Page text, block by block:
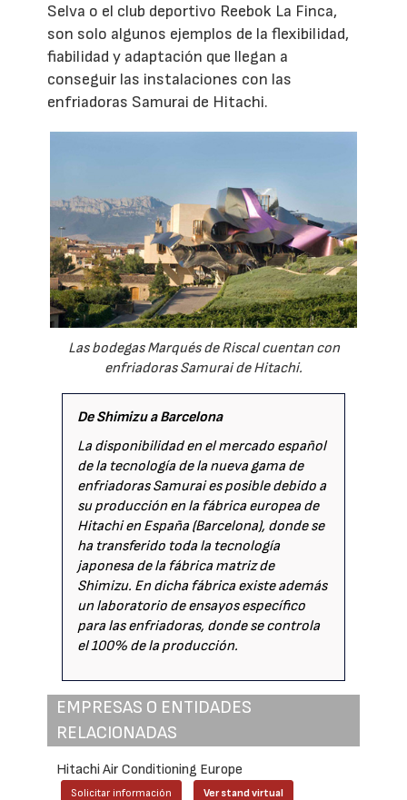
Selva o el club deportivo Reebok La Finca,
son solo algunos ejemplos de la flexibilidad,
fiabilidad y adaptación que llegan a
conseguir las instalaciones con las
enfriadoras Samurai de Hitachi.
Las bodegas Marqués de Riscal cuentan con
enfriadoras Samurai de Hitachi.
De Shimizu a Barcelona
La disponibilidad en el mercado español
de la tecnología de la nueva gama de
enfriadoras Samurai es posible debido a
su producción en la fábrica europea de
Hitachi en España (Barcelona), donde se
ha transferido toda la tecnología
japonesa de la fábrica matriz de
Shimizu. En dicha fábrica existe además
un laboratorio de ensayos específico
para las enfriadoras, donde se controla
el 100% de la producción.
EMPRESAS O ENTIDADES
RELACIONADAS
Hitachi Air Conditioning Europe
Solicitar información Ver stand virtual